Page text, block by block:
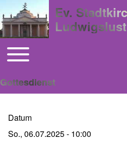
Ev.
Ludwigslust
Hauptnavigation
Toggle main menu
Gottesdienst
Datum
So., 06.07.2025 - 10:00